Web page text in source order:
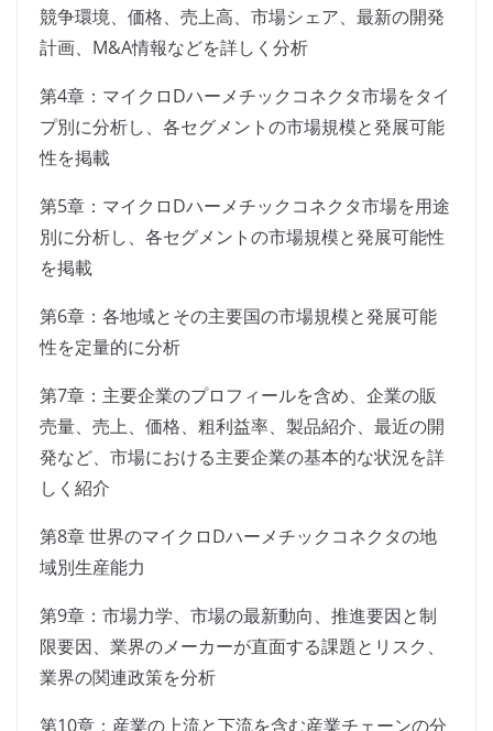
競争環境、価格、売上高、市場シェア、最新の開発
計画、M&A情報などを詳しく分析
第4章：マイクロDハーメチックコネクタ市場をタイ
プ別に分析し、各セグメントの市場規模と発展可能
性を掲載
第5章：マイクロDハーメチックコネクタ市場を用途
別に分析し、各セグメントの市場規模と発展可能性
を掲載
第6章：各地域とその主要国の市場規模と発展可能
性を定量的に分析
第7章：主要企業のプロフィールを含め、企業の販
売量、売上、価格、粗利益率、製品紹介、最近の開
発など、市場における主要企業の基本的な状況を詳
しく紹介
第8章 世界のマイクロDハーメチックコネクタの地
域別生産能力
第9章：市場力学、市場の最新動向、推進要因と制
限要因、業界のメーカーが直面する課題とリスク、
業界の関連政策を分析
第10章：産業の上流と下流を含む産業チェーンの分